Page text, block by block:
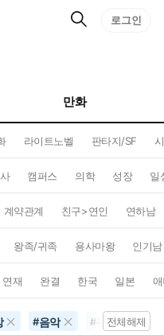
검
로그인
만화
라이트노벨 판타지/SF
캠퍼스 의학 성장 일
계약관계 친구>연인 연하남
왕족/귀족 용사마왕 인기남
연재 완결 한국 일본
#음악 #평점4점이상
전체해제